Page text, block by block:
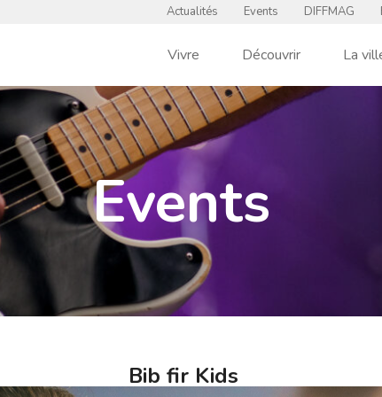
Actualités Events DIFFMAG
Vivre Découvrir La
Events
Bib fir Kids